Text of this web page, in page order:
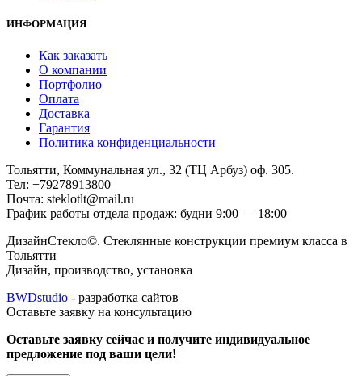
ИНФОРМАЦИЯ
Как заказать
О компании
Портфолио
Оплата
Доставка
Гарантия
Политика конфиденциальности
Тольятти, Коммунальная ул., 32 (ТЦ Арбуз) оф. 305.
Тел: +79278913800
Почта: steklotlt@mail.ru
График работы отдела продаж: будни 9:00 — 18:00
ДизайнСтекло©. Стеклянные конструкции премиум класса в
Тольятти
Дизайн, производство, установка
BWDstudio - разработка сайтов
Оставьте заявку на консультацию
Оставьте заявку сейчас и получите индивидуальное
предложение под ваши цели!